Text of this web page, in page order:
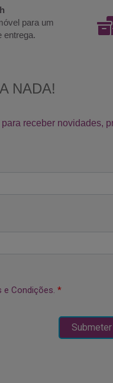
para um
entrega.